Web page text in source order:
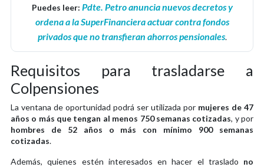
Puedes leer: Pdte. Petro anuncia nuevos decretos y
ordena a la SuperFinanciera actuar contra fondos
privados que no transfieran ahorros pensionales.
Requisitos para trasladarse a
Colpensiones
La ventana de oportunidad podrá ser utilizada por mujeres de 47
años o más que tengan al menos 750 semanas cotizadas, y por
hombres de 52 años o más con mínimo 900 semanas
cotizadas.
Además, quienes estén interesados en hacer el traslado no